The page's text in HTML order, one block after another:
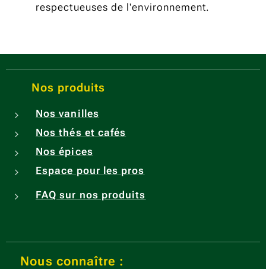
respectueuses de l'environnement.
Nos produits
Nos vanilles
Nos thés et cafés
Nos épices
Espace pour les pros
FAQ sur nos produits
Nous connaître :